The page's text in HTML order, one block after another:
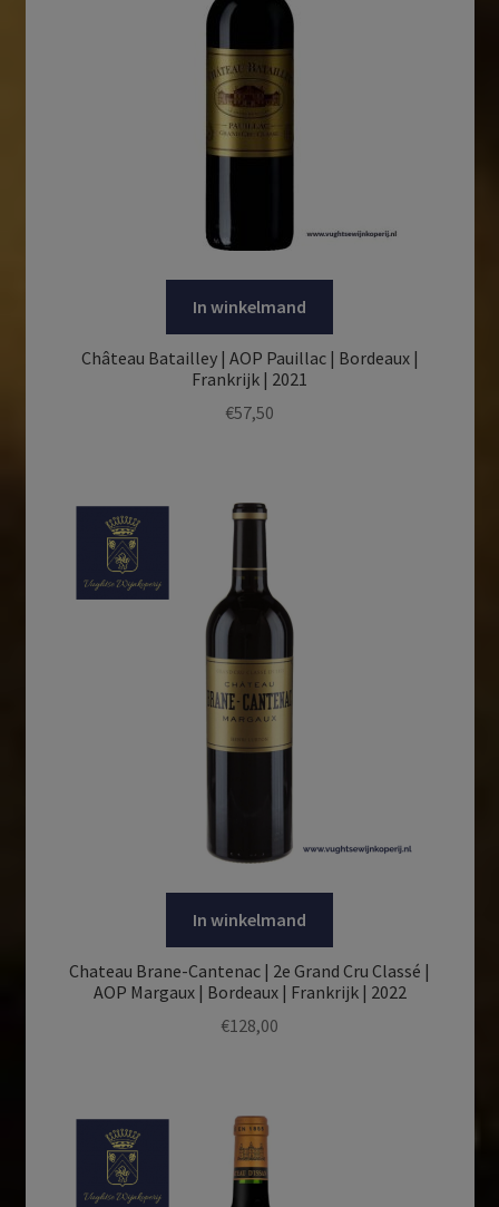
In winkelmand
Château Batailley | AOP Pauillac | Bordeaux |
Frankrijk | 2021
€57,50
In winkelmand
Chateau Brane-Cantenac | 2e Grand Cru Classé |
AOP Margaux | Bordeaux | Frankrijk | 2022
€128,00